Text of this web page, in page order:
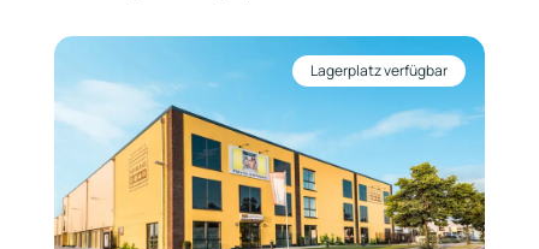
Lagerplatz verfügbar